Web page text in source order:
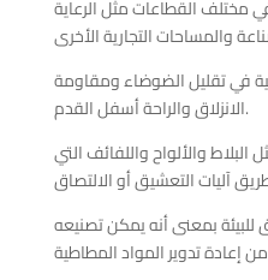
مختلف القطاعات مثل الرعاية
في تقليل الضوضاء ومقاومة
الانزلاق والراحة أسفل القدم.
والألواح واللفائف التي
بمعنى أنه يمكن تصنيعه